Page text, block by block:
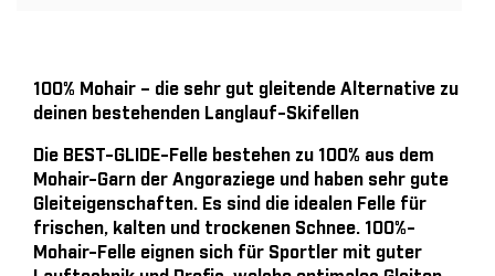
100% Mohair – die sehr gut gleitende Alternative zu
deinen bestehenden Langlauf-Skifellen
Die BEST-GLIDE-Felle bestehen zu 100% aus dem
Mohair-Garn der Angoraziege und haben sehr gute
Gleiteigenschaften. Es sind die idealen Felle für
frischen, kalten und trockenen Schnee. 100%-
Mohair-Felle eignen sich für Sportler mit guter